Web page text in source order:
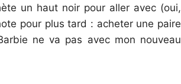
un haut noir pour aller avec (oui,
pour plus tard : acheter une paire
ne va pas avec mon nouveau